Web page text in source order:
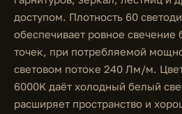
доступом. Плотность 60
обеспечивает ровное
точек, при потребляемой
световом потоке 240 Лм/м.
6000K даёт холодный белый
расширяет пространство и